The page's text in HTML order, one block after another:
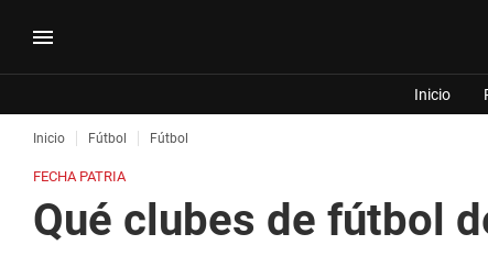
Inicio
Inicio Fútbol Fútbol
FECHA PATRIA
Qué clubes de fútbol